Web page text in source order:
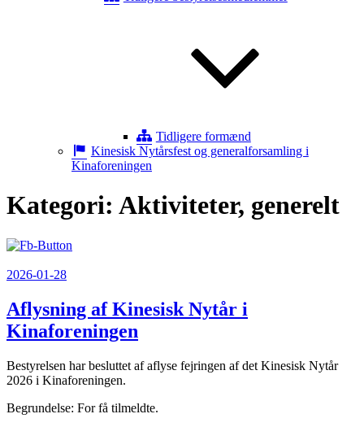
Tidligere formænd
Kinesisk Nytårsfest og generalforsamling i
Kinaforeningen
Kategori: Aktiviteter, generelt
Udgivet
2026-01-28
Aflysning af Kinesisk Nytår i
Kinaforeningen
Bestyrelsen har besluttet af aflyse fejringen af det Kinesisk Nytår
2026 i Kinaforeningen.
Begrundelse: For få tilmeldte.